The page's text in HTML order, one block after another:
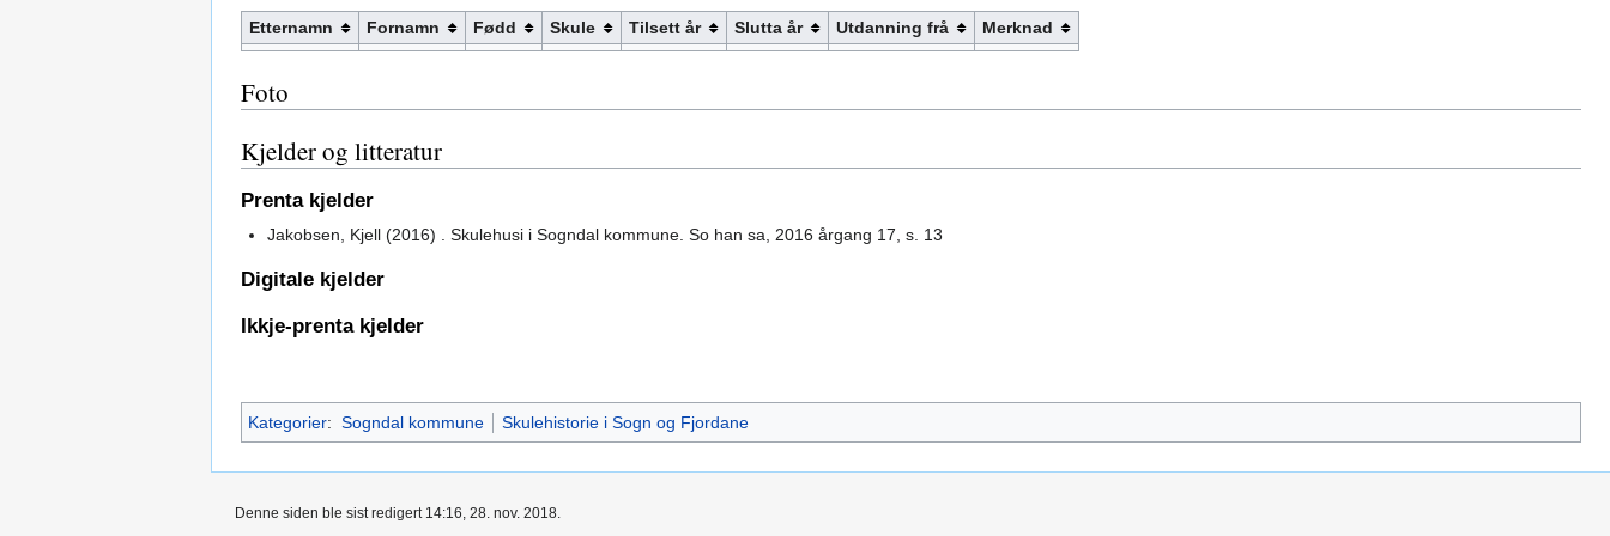
Etternamn Fornamn Fødd Skule Tilsett år Slutta år Utdanning frå Merknad
Foto
Kjelder og litteratur
Prenta kjelder
Jakobsen, Kjell (2016) . Skulehusi i Sogndal kommune. So han sa, 2016 årgang 17, s. 13
Digitale kjelder
Ikkje-prenta kjelder
Kategorier: Sogndal kommune Skulehistorie i Sogn og Fjordane
Denne siden ble sist redigert 14:16, 28. nov. 2018.